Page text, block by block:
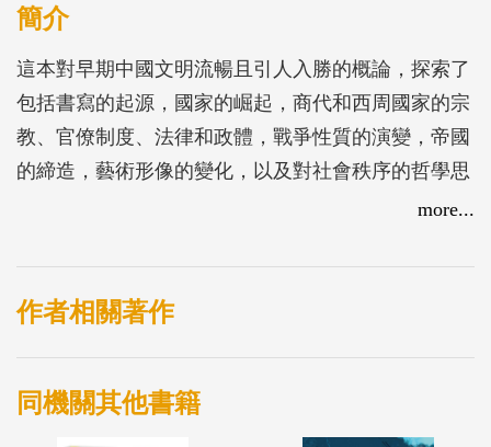
簡介
這本對早期中國文明流暢且引人入勝的概論，探索了
包括書寫的起源，國家的崛起，商代和西周國家的宗
教、官僚制度、法律和政體，戰爭性質的演變，帝國
的締造，藝術形像的變化，以及對社會秩序的哲學思
more...
作者相關著作
同機關其他書籍